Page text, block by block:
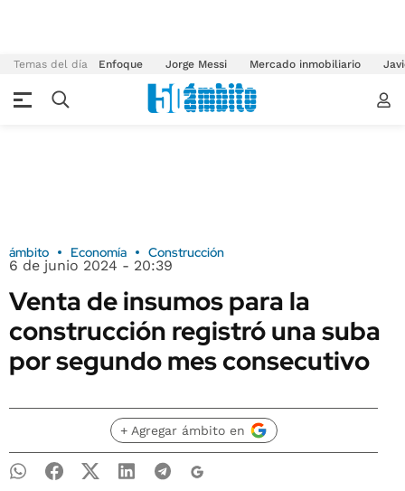
Temas del día Enfoque Jorge Messi Mercado inmobiliario
ámbito Economía Construcción
6 de junio 2024 - 20:39
Venta de insumos para la
construcción registró una suba
por segundo mes consecutivo
+ Agregar ámbito en